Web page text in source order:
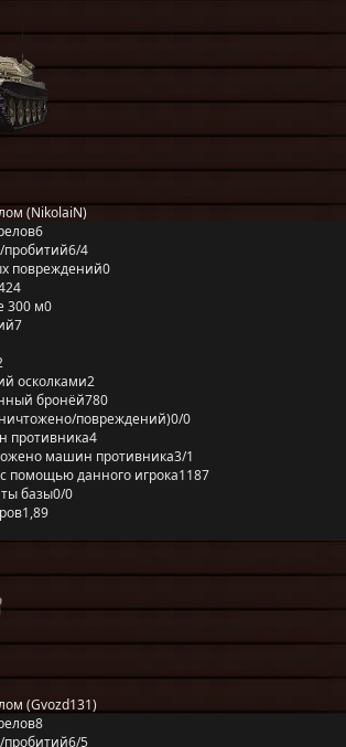
(NikolaiN)
6
6/4
повреждений0
300 м0
7
осколками2
бронёй780
повреждений)0/0
противника4
машин противника3/1
помощью данного игрока1187
базы0/0
1,89
(Gvozd131)
8
6/5